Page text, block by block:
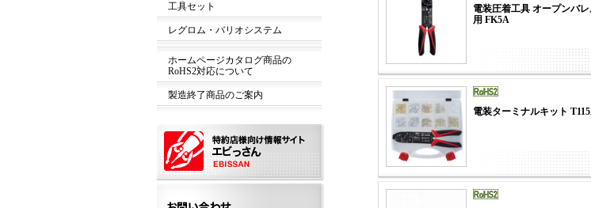
電装圧着工具 オープンバ
用 FK5A
電装ターミナルキット
工具セット
レグロム・バリオシステム
ホームページカタログ商品の
RoHS2対応について
製造終了商品のご案内